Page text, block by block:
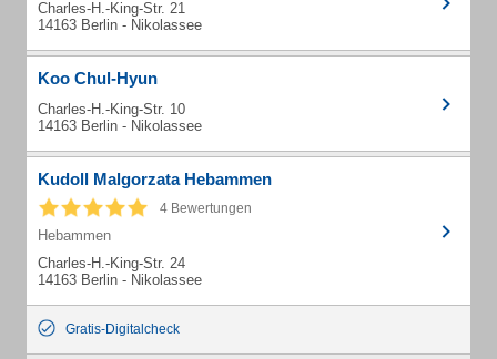
Charles-H.-King-Str. 21
14163 Berlin - Nikolassee
Koo Chul-Hyun
Charles-H.-King-Str. 10
14163 Berlin - Nikolassee
Kudoll Malgorzata Hebammen
4 Bewertungen
Hebammen
Charles-H.-King-Str. 24
14163 Berlin - Nikolassee
Gratis-Digitalcheck